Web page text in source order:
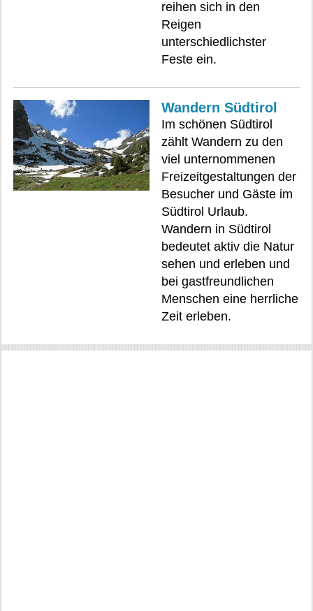
reihen sich in den
Reigen
unterschiedlichster
Feste ein.
Wandern Südtirol
Im schönen Südtirol
zählt Wandern zu den
viel unternommenen
Freizeitgestaltungen der
Besucher und Gäste im
Südtirol Urlaub.
Wandern in Südtirol
bedeutet aktiv die Natur
sehen und erleben und
bei gastfreundlichen
Menschen eine herrliche
Zeit erleben.